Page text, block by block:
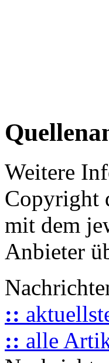
Weitere
Copyright
mit dem
Anbieter
::
:: alle